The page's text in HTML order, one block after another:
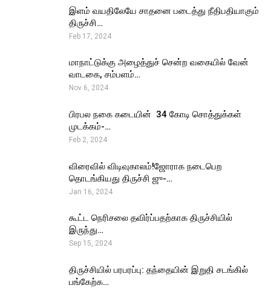
இளம் வயதிலேயே சாதனை படைத்து நீதிபதியாகும்
திருச்சி…
Feb 17, 2024
மாநாட்டுக்கு அழைத்துச் சென்ற வகையில் வேன்
வாடகை, சம்பளம்…
Nov 6, 2024
பிரபல நகை கடையின் ₹ 34 கோடி சொத்துக்கள்
முடக்கம்-…
Feb 2, 2024
விரைவில் விடிவுகாலம்!ஜோராக நடைபெற
தொடங்கியது திருச்சி ஜு-…
Jan 16, 2024
கூட்ட நெரிசலை தவிர்ப்பதற்காக திருச்சியில்
இருந்து…
Sep 15, 2024
திருச்சியில் பரபரப்பு: தந்தையின் இறுதி சடங்கில்
பங்கேற்க…